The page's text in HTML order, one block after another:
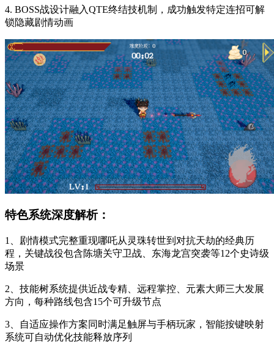
4. BOSS战设计融入QTE终结技机制，成功触发特定连招可解
锁隐藏剧情动画
特色系统深度解析：
1、剧情模式完整重现哪吒从灵珠转世到对抗天劫的经典历
程，关键战役包含陈塘关守卫战、东海龙宫突袭等12个史诗级
场景
2、技能树系统提供近战专精、远程掌控、元素大师三大发展
方向，每种路线包含15个可升级节点
3、自适应操作方案同时满足触屏与手柄玩家，智能按键映射
系统可自动优化技能释放序列